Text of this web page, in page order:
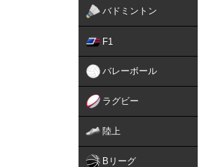
バドミントン
F1
バレーボール
ラグビー
陸上
Bリーグ